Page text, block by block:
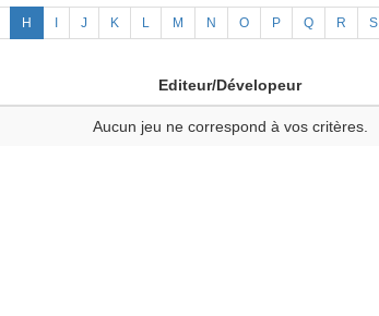
H J K L M N O P Q R S
Editeur/Dévelopeur
Aucun jeu ne correspond à vos critères.